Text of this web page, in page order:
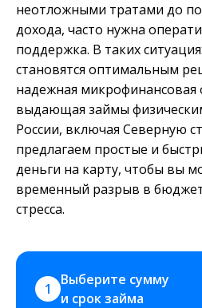
неотложными тратами до
дохода, часто нужна
поддержка. В таких
становятся оптимальным
надежная
выдающая займы
России, включая Северную
предлагаем простые и
деньги на карту, чтобы вы
временный разрыв в
стресса.
1
Выберите сумму
и срок займа